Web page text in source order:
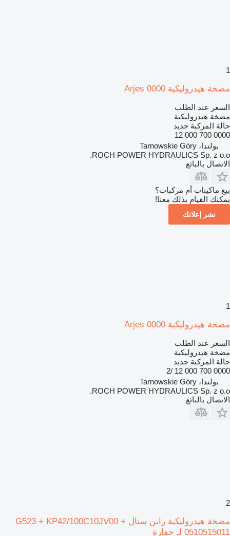
1
مضخة هيدروليكية Arjes 0000
السعر عند الطلب
مضخة هيدروليكية
حالة المركبة جديد
0000 700 000 12
بولندا، Tarnowskie Góry
ROCH POWER HYDRAULICS Sp. z o.o.
الاتصال بالبائع
بيع ماكينات أم مركبات؟
يمكنك القيام بذلك معنا!
نشر إعلانك
1
مضخة هيدروليكية Arjes 0000
السعر عند الطلب
مضخة هيدروليكية
حالة المركبة جديد
0000 700 000 12 /2
بولندا، Tarnowskie Góry
ROCH POWER HYDRAULICS Sp. z o.o.
الاتصال بالبائع
2
مضخة هيدروليكية راين ستال G523 + KP42/100C10JV00 +
0510515011 لـ حفارة